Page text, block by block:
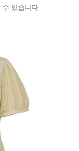
수 있습니다